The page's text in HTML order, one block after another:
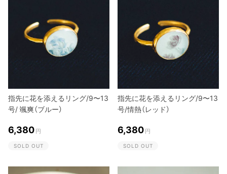
指先に花を添えるリング/9〜13
号/ 颯爽（ブルー）
6,380 円
SOLD OUT
指先に花を添えるリング/9〜13
号/情熱（レッド）
6,380 円
SOLD OUT